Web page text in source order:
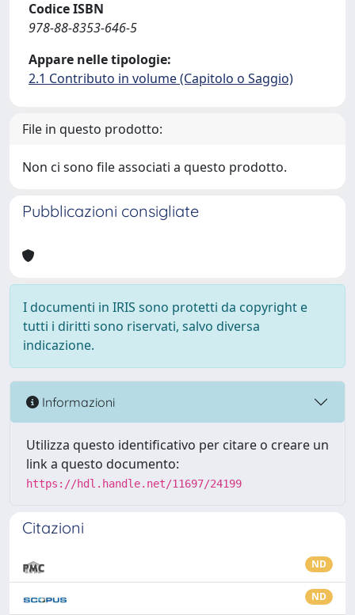
Codice ISBN
978-88-8353-646-5
Appare nelle tipologie:
2.1 Contributo in volume (Capitolo o Saggio)
File in questo prodotto:
Non ci sono file associati a questo prodotto.
Pubblicazioni consigliate
I documenti in IRIS sono protetti da copyright e
tutti i diritti sono riservati, salvo diversa
indicazione.
Informazioni
Utilizza questo identificativo per citare o creare un
link a questo documento:
https://hdl.handle.net/11697/24199
Citazioni
ND
ND